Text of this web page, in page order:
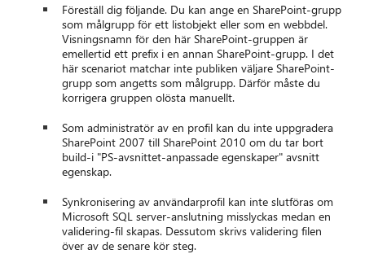
Föreställ dig följande. Du kan ange en SharePoint-grupp
som målgrupp för ett listobjekt eller som en webbdel.
Visningsnamn för den här SharePoint-gruppen är
emellertid ett prefix i en annan SharePoint-grupp. I det
här scenariot matchar inte publiken väljare SharePoint-
grupp som angetts som målgrupp. Därför måste du
korrigera gruppen olösta manuellt.
Som administratör av en profil kan du inte uppgradera
SharePoint 2007 till SharePoint 2010 om du tar bort
build-i "PS-avsnittet-anpassade egenskaper" avsnitt
egenskap.
Synkronisering av användarprofil kan inte slutföras om
Microsoft SQL server-anslutning misslyckas medan en
validering-fil skapas. Dessutom skrivs validering filen
över av de senare kör steg.